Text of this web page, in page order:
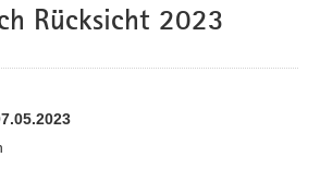
Rücksicht 2023